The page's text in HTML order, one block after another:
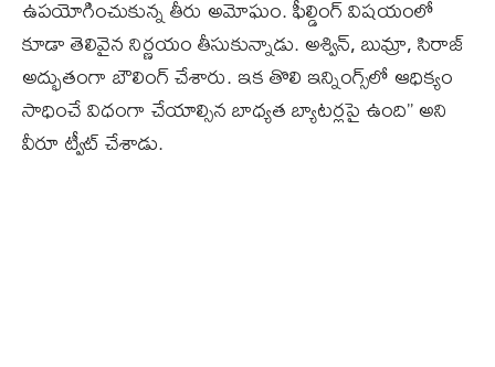
ఉపయోగించుకున్న తీరు అమోఘం. ఫీల్డింగ్‌ విషయంలో
కూడా తెలివైన నిర్ణయం తీసుకున్నాడు. అశ్విన్‌, బుమ్రా, సిరాజ్‌
అద్భుతంగా బౌలింగ్‌ చేశారు. ఇక తొలి ఇన్నింగ్స్‌లో ఆధిక్యం
సాధించే విధంగా చేయాల్సిన బాధ్యత బ్యాటర్లపై ఉంది’’ అని
వీరూ ట్వీట్‌ చేశాడు.